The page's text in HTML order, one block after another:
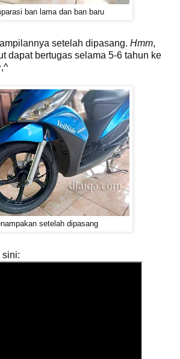
ban lama dan ban baru
setelah dipasang. Hmm,
dapat bertugas selama 5-6 tahun ke
setelah dipasang
sini: